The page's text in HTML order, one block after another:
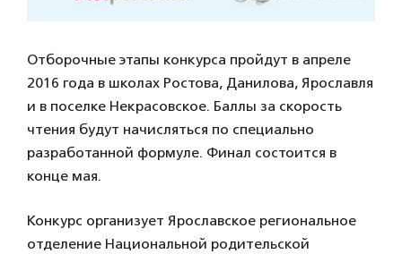
Отборочные этапы конкурса пройдут в апреле
2016 года в школах Ростова, Данилова, Ярославля
и в поселке Некрасовское. Баллы за скорость
чтения будут начисляться по специально
разработанной формуле. Финал состоится в
конце мая.
Конкурс организует Ярославское региональное
отделение Национальной родительской